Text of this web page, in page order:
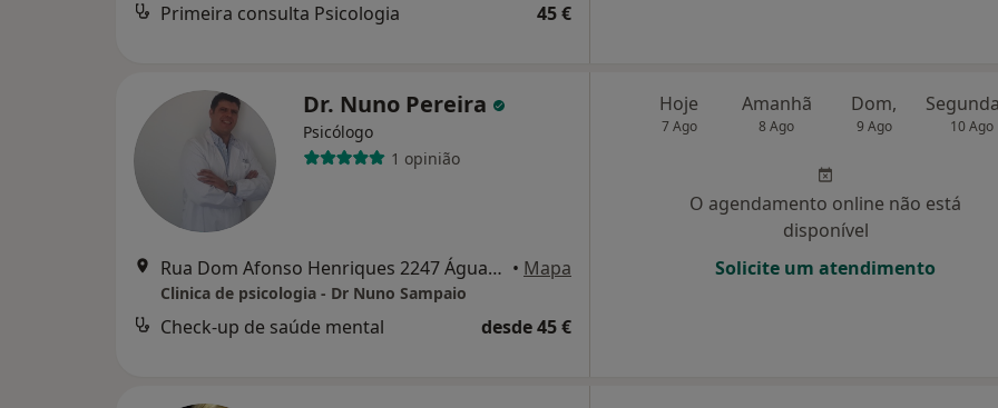
Primeira consulta Psicologia 45 €
Dr. Nuno Pereira
Psicólogo
1 opinião
Rua Dom Afonso Henriques 2247 Águas santas, Maia • Mapa
Clinica de psicologia - Dr Nuno Sampaio
Check-up de saúde mental desde 45 €
Hoje
7 Ago
Amanhã
8 Ago
Dom,
9 Ago 10 Ago
O agendamento online não está
disponível
Solicite um atendimento